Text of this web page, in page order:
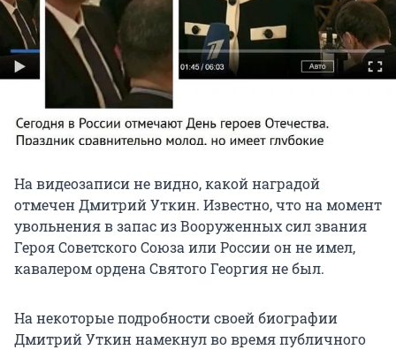
На видеозаписи не видно, какой наградой
отмечен Дмитрий Уткин. Известно, что на момент
увольнения в запас из Вооруженных сил звания
Героя Советского Союза или России он не имел,
кавалером ордена Святого Георгия не был.
На некоторые подробности своей биографии
Дмитрий Уткин намекнул во время публичного